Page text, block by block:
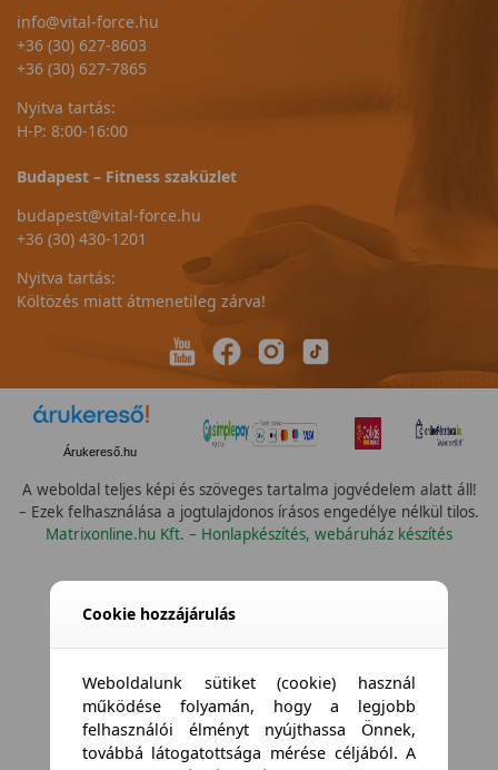
info@vital-force.hu
+36 (30) 627-8603
+36 (30) 627-7865
Nyitva tartás:
H-P: 8:00-16:00
Budapest – Fitness szaküzlet
budapest@vital-force.hu
+36 (30) 430-1201
Nyitva tartás:
Költözés miatt átmenetileg zárva!
Árukereső.hu
A weboldal teljes képi és szöveges tartalma jogvédelem alatt áll!
– Ezek felhasználása a jogtulajdonos írásos engedélye nélkül tilos.
Matrixonline.hu Kft. – Honlapkészítés, webáruház készítés
Cookie hozzájárulás
Weboldalunk sütiket (cookie) használ
működése folyamán, hogy a legjobb
felhasználói élményt nyújthassa Önnek,
továbbá látogatottsága mérése céljából. A